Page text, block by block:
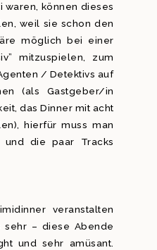
können dieses
weil sie schon den
möglich bei einer
mitzuspielen, zum
/ Detektivs auf
(als Gastgeber/in
das Dinner mit acht
hierfür muss man
und die paar Tracks
veranstalten
– diese Abende
und sehr amüsant.